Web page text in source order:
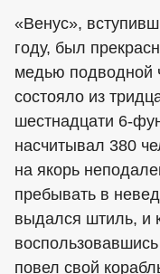
«Венус»,
году, был
медью подводной
состояло из
шестнадцати 6-
насчитывал 380
на якорь
пребывать в
выдался штиль, и
повел свой